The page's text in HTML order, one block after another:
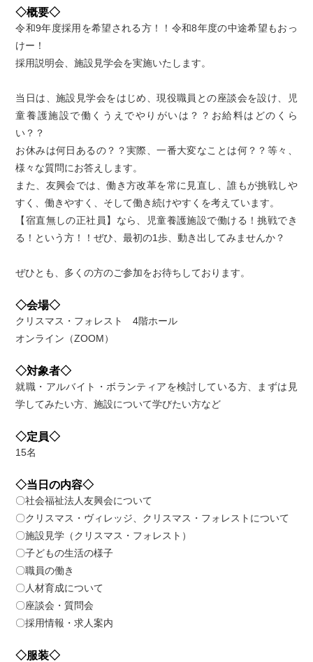
◇概要◇
令和9年度採用を希望される方！！令和8年度の中途希望もおっ
けー！
採用説明会、施設見学会を実施いたします。
当日は、施設見学会をはじめ、現役職員との座談会を設け、児
童養護施設で働くうえでやりがいは？？お給料はどのくら
い？？
お休みは何日あるの？？実際、一番大変なことは何？？等々、
様々な質問にお答えします。
また、友興会では、働き方改革を常に見直し、誰もが挑戦しや
すく、働きやすく、そして働き続けやすくを考えています。
【宿直無しの正社員】なら、児童養護施設で働ける！挑戦でき
る！という方！！ぜひ、最初の1歩、動き出してみませんか？
ぜひとも、多くの方のご参加をお待ちしております。
◇会場◇
クリスマス・フォレスト 4階ホール
オンライン（ZOOM）
◇対象者◇
就職・アルバイト・ボランティアを検討している方、まずは見
学してみたい方、施設について学びたい方など
◇定員◇
15名
◇当日の内容◇
〇社会福祉法人友興会について
〇クリスマス・ヴィレッジ、クリスマス・フォレストについて
〇施設見学（クリスマス・フォレスト）
〇子どもの生活の様子
〇職員の働き
〇人材育成について
〇座談会・質問会
〇採用情報・求人案内
◇服装◇